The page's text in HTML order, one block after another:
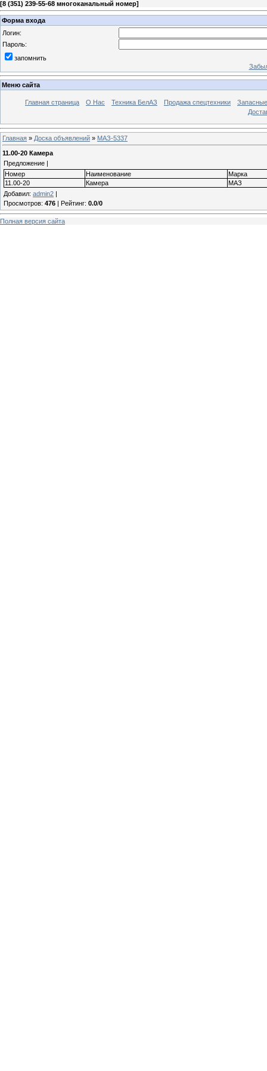
[8 (351) 239-55-68 многоканальный номер]
Форма входа
Логин:
Пароль:
запомнить
Меню сайта
Главная страница О Нас Техника БелАЗ Продажа спецтехники
Главная » Доска объявлений » МАЗ-5337
11.00-20 Камера
Предложение |
Номер
Наименование
Марка
11.00-20
Камера
МАЗ
Добавил: admin2 |
Просмотров: 476 | Рейтинг: 0.0/0
Полная версия сайта